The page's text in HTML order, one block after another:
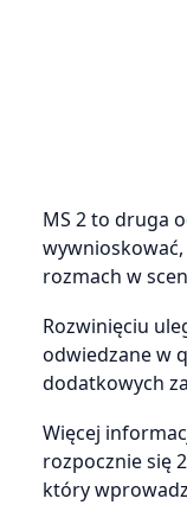
MS 2 to druga
rozmach w
Rozwinięciu
odwiedzane w
dodatkowych
Więcej
rozpocznie się
który